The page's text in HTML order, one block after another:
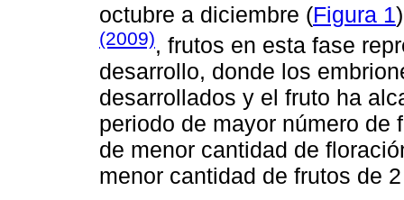
octubre a diciembre (Figura 1
(2009), frutos en esta fase
desarrollo, donde los
desarrollados y el fruto ha
periodo de mayor número de
de menor cantidad de
menor cantidad de frutos de